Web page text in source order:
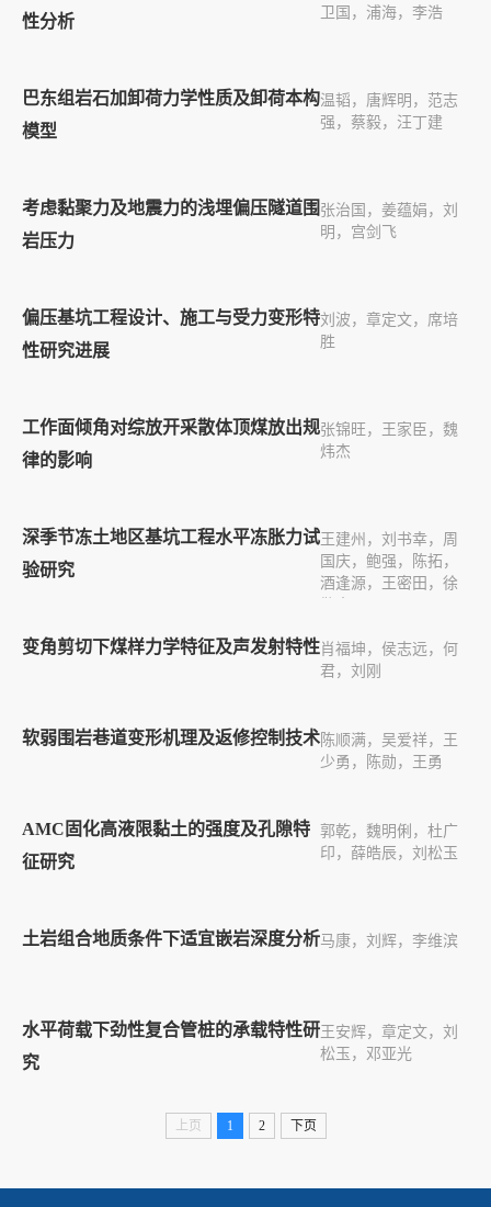
性分析
卫国，浦海，李浩
巴东组岩石加卸荷力学性质及卸荷本构
模型
温韬，唐辉明，范志
强，蔡毅，汪丁建
考虑黏聚力及地震力的浅埋偏压隧道围
岩压力
张治国，姜蕴娟，刘
明，宫剑飞
偏压基坑工程设计、施工与受力变形特
性研究进展
刘波，章定文，席培
胜
工作面倾角对综放开采散体顶煤放出规
律的影响
张锦旺，王家臣，魏
炜杰
深季节冻土地区基坑工程水平冻胀力试
验研究
王建州，刘书幸，周
国庆，鲍强，陈拓，
酒逢源，王密田，徐
变角剪切下煤样力学特征及声发射特性肖福坤，侯志远，何
君，刘刚
软弱围岩巷道变形机理及返修控制技术陈顺满，吴爱祥，王
少勇，陈勋，王勇
AMC固化高液限黏土的强度及孔隙特
征研究
郭乾，魏明俐，杜广
印，薛皓辰，刘松玉
土岩组合地质条件下适宜嵌岩深度分析马康，刘辉，李维滨
水平荷载下劲性复合管桩的承载特性研
究
王安辉，章定文，刘
松玉，邓亚光
上页 1 2 下页